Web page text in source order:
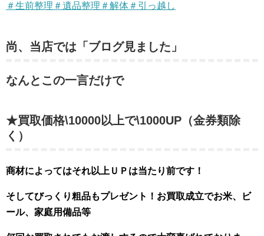
＃生前整理＃遺品整理＃解体＃引っ越し
尚、当店では「ブログ見ました」
なんとこの一言だけで
★買取価格\10000以上で\1000UP（金券類除
く）
商材によってはそれ以上ＵＰは当たり前です！
そしてびっくり粗品もプレゼント！お買取成立でお米、ビ
ール、家庭用備品等